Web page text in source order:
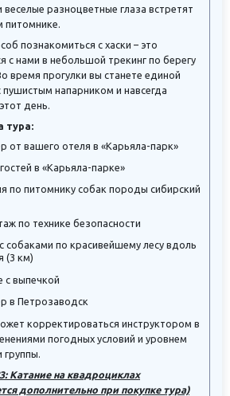
разноцветные глаза встретят
питомнике.
познакомиться с хаски – это
с нами в небольшой трекинг по берегу
время прогулки вы станете единой
напарником и навсегда
день.
тура:
от вашего отеля в «Карьяла-парк»
в «Карьяла-парке»
по питомнику собак породы сибирский
по технике безопасности
собаками по красивейшему лесу вдоль
(3 км)
с выпечкой
в Петрозаводск
корректироваться инструктором в
погодных условий и уровнем
группы.
Катание на квадроциклах
дополнительно при покупке тура)